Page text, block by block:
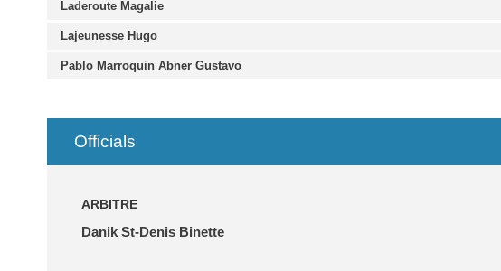
Laderoute Magalie
Lajeunesse Hugo
Pablo Marroquin Abner Gustavo
Officials
ARBITRE
Danik St-Denis Binette